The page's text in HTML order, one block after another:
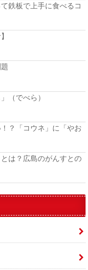
鉄板で上手に食べるコ
（でべら）
？「コウネ」に「やお
は？広島のがんすとの